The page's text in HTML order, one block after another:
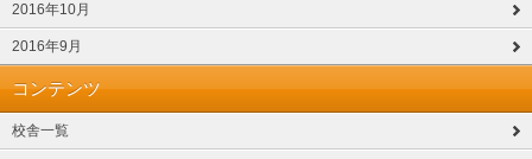
2016年10月
2016年9月
コンテンツ
校舎一覧